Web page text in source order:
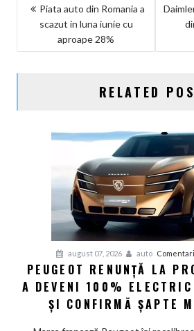
NAVIGARE
ARTICOLE
Piata auto din Romania a
scazut in luna iunie cu
aproape 28%
RELATED
august 07, 2026 auto
PEUGEOT RENUNȚĂ LA
A DEVENI 100%
ȘI CONFIRMĂ ȘAPTE